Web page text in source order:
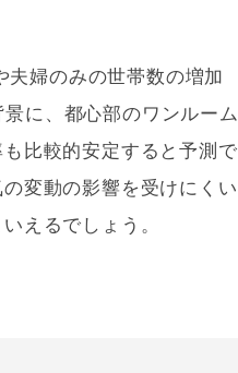
夫婦のみの世帯数の増加
に、都心部のワンルーム
比較的安定すると予測で
変動の影響を受けにくい
えるでしょう。